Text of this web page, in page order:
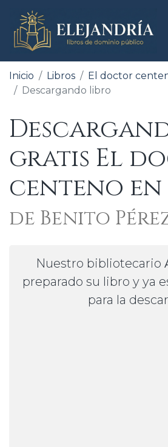
Inicio Libros
El doctor
Descargando libro
gratis El
centeno en
de Benito
Nuestro bibliotecario
preparado su libro y ya
para la